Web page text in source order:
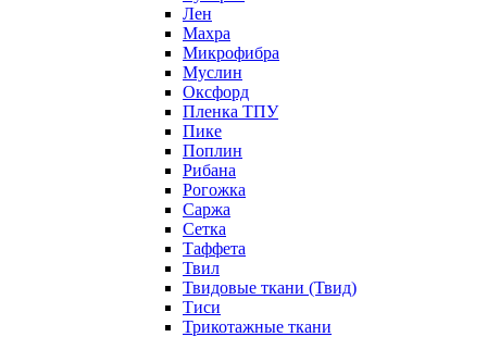
Лен
Махра
Микрофибра
Муслин
Оксфорд
Пленка ТПУ
Пике
Поплин
Рибана
Рогожка
Саржа
Сетка
Таффета
Твил
Твидовые ткани (Твид)
Тиси
Трикотажные ткани